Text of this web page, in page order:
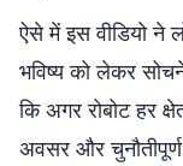
ऐसे में इस वीडियो ने
भविष्य को लेकर
कि अगर रोबोट हर
अवसर और